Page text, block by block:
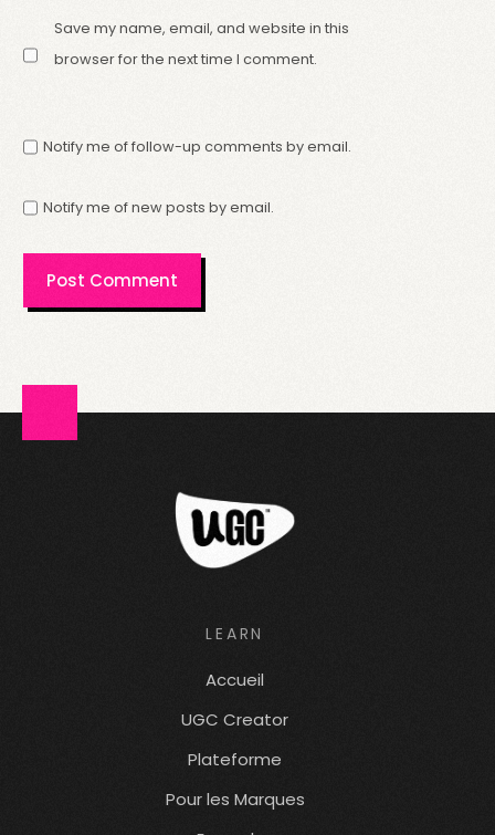
Save my name, email, and website in this
browser for the next time I comment.
Notify me of follow-up comments by email.
Notify me of new posts by email.
LEARN
Accueil
UGC Creator
Plateforme
Pour les Marques